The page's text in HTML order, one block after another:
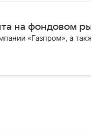
на фондовом
«Газпром», а